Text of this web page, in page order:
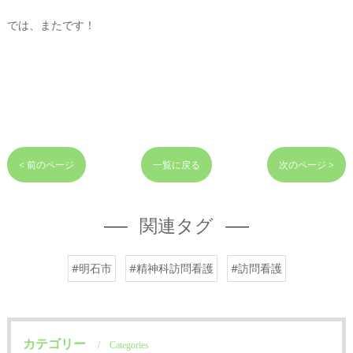
では、またです！
< 前のページ 一覧に戻る 次のページ >
関連タグ
#明石市 #精神科訪問看護 #訪問看護
カテゴリー Categories